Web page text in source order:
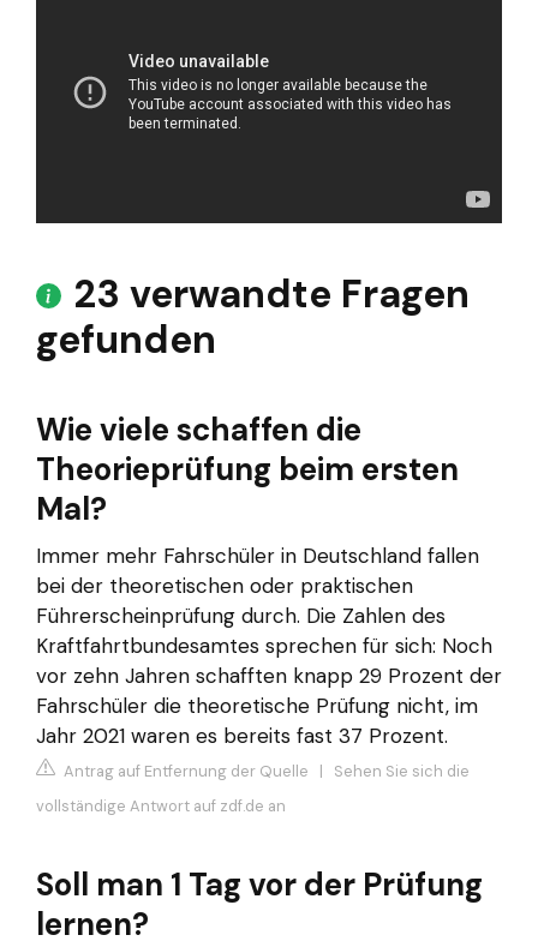
23 verwandte Fragen
gefunden
Wie viele schaffen die
Theorieprüfung beim ersten
Mal?
Immer mehr Fahrschüler in Deutschland fallen
bei der theoretischen oder praktischen
Führerscheinprüfung durch. Die Zahlen des
Kraftfahrtbundesamtes sprechen für sich: Noch
vor zehn Jahren schafften knapp 29 Prozent der
Fahrschüler die theoretische Prüfung nicht, im
Jahr 2021 waren es bereits fast 37 Prozent.
Antrag auf Entfernung der Quelle | Sehen Sie sich die
vollständige Antwort auf zdf.de an
Soll man 1 Tag vor der Prüfung
lernen?